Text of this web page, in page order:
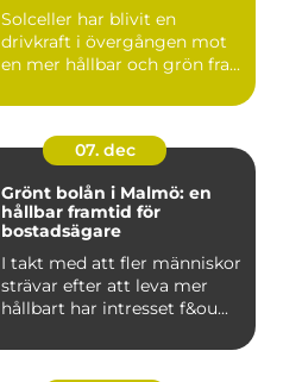
Solceller har blivit en
drivkraft i övergången mot
en mer hållbar och grön fra...
07. dec
Grönt bolån i Malmö: en
hållbar framtid för
bostadsägare
I takt med att fler människor
strävar efter att leva mer
hållbart har intresset f&ou...